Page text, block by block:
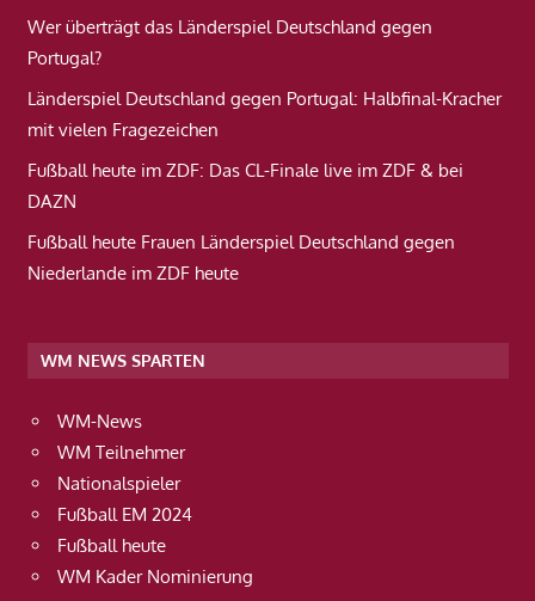
Wer überträgt das Länderspiel Deutschland gegen
Portugal?
Länderspiel Deutschland gegen Portugal: Halbfinal-Kracher
mit vielen Fragezeichen
Fußball heute im ZDF: Das CL-Finale live im ZDF & bei
DAZN
Fußball heute Frauen Länderspiel Deutschland gegen
Niederlande im ZDF heute
WM NEWS SPARTEN
WM-News
WM Teilnehmer
Nationalspieler
Fußball EM 2024
Fußball heute
WM Kader Nominierung